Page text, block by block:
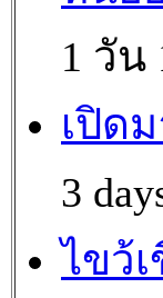
1 วัน
เปิด
3
ไขว้